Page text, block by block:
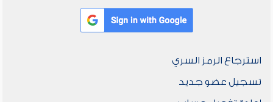
استرجاع الرمز السري
تسجيل عضو جديد